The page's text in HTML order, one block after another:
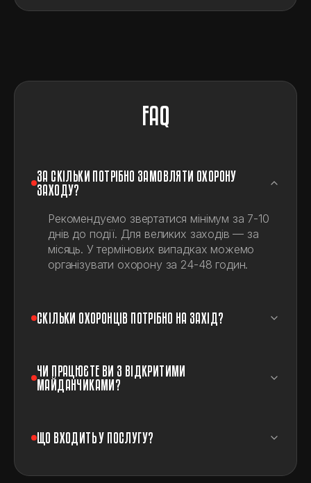
FAQ
ЗА СКІЛЬКИ ПОТРІБНО ЗАМОВЛЯТИ ОХОРОНУ
ЗАХОДУ?
Рекомендуємо звертатися мінімум за 7-10
днів до події. Для великих заходів — за
місяць. У термінових випадках можемо
організувати охорону за 24-48 годин.
СКІЛЬКИ ОХОРОНЦІВ ПОТРІБНО НА ЗАХІД?
ЧИ ПРАЦЮЄТЕ ВИ З ВІДКРИТИМИ
МАЙДАНЧИКАМИ?
ЩО ВХОДИТЬ У ПОСЛУГУ?